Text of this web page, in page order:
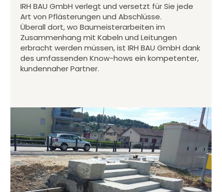
IRH BAU GmbH verlegt und versetzt für Sie jede
Art von Pflästerungen und Abschlüsse.
Überall dort, wo Baumeisterarbeiten im
Zusammenhang mit Kabeln und Leitungen
erbracht werden müssen, ist IRH BAU GmbH dank
des umfassenden Know-hows ein kompetenter,
kundennaher Partner.